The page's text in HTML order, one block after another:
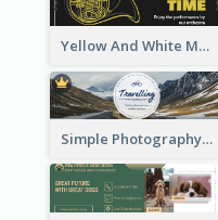
Yellow And White Music Instrument Twitter Header About Orchestra Performance
Simple Photography Twitter Header Promoting Travelling